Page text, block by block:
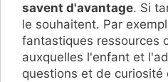
savent d'avantage. Si
le souhaitent. Par
fantastiques ressources
auxquelles l'enfant et
questions et de curiosité